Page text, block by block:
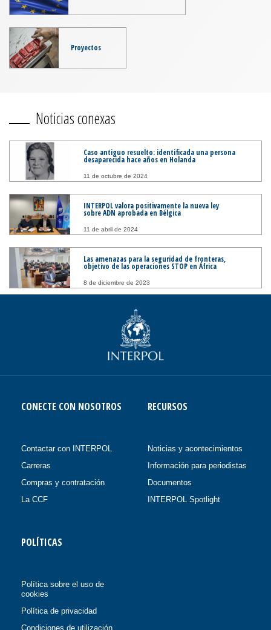
Proyectos
Noticias conexas
Caso antiguo resuelto: identificada una persona
desaparecida hace años en Holanda
11 de octubre de 2024
INTERPOL valora positivamente la nueva ley
sobre ADN aprobada en Bélgica
11 de abril de 2024
Las amenazas para la seguridad de fronteras,
objetivo de las operaciones STOP en África
8 de diciembre de 2023
CONECTE CON NOSOTROS
Contactar con INTERPOL
Carreras
Compras y contratación
La CCF
RECURSOS
Noticias y acontecimientos
Información para periodistas
Documentos
INTERPOL Spotlight
POLÍTICAS
Política sobre el uso de
cookies
Política de privacidad
Condiciones de utilización